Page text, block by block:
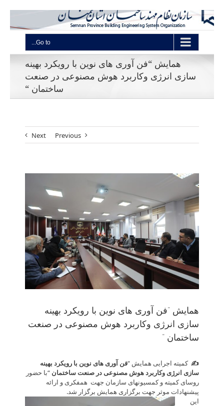
Go to...
همایش “فن آوری های نوین با رویکرد بهینه
سازی انرژی وکاربرد هوش مصنوعی در صنعت
ساختمان “
Previous
Next
View
Larger
Image
همایش “فن آوری های نوین با رویکرد بهینه
سازی انرژی وکاربرد هوش مصنوعی در صنعت
ساختمان “
✍️ ‌ ‏ کمیته اجرایی همایش “فن آوری های نوین با رویکرد بهینه
سازی انرژی وکاربرد هوش مصنوعی در صنعت ساختمان “با حضور
روسای کمیته و کمسیونهای سازمان جهت همفکری و ارائه
پیشنهادات موثر جهت برگزاری همایش برگزار شد.
این